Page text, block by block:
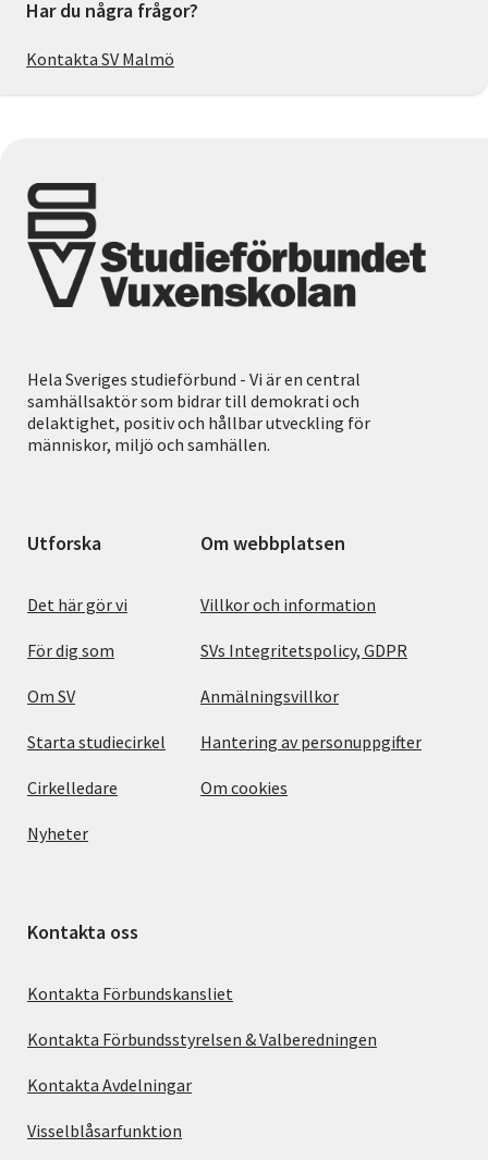
Har du några frågor?
Kontakta SV Malmö
Hela Sveriges studieförbund - Vi är en central
samhällsaktör som bidrar till demokrati och
delaktighet, positiv och hållbar utveckling för
människor, miljö och samhällen.
Utforska
Det här gör vi
För dig som
Om SV
Starta studiecirkel
Cirkelledare
Nyheter
Om webbplatsen
Villkor och information
SVs Integritetspolicy, GDPR
Anmälningsvillkor
Hantering av personuppgifter
Om cookies
Kontakta oss
Kontakta Förbundskansliet
Kontakta Förbundsstyrelsen & Valberedningen
Kontakta Avdelningar
Visselblåsarfunktion